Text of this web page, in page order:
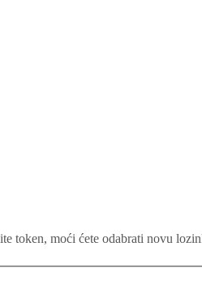
token, moći ćete odabrati novu